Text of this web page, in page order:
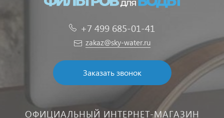
+7 499 685-01-41
zakaz@sky-water.ru
Заказать звонок
ОФИЦИАЛЬНЫЙ ИНТЕРНЕТ-МАГАЗИН